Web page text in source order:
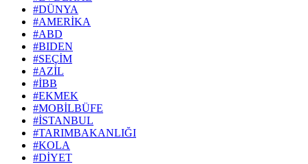
#DÜNYA
#AMERİKA
#ABD
#BIDEN
#SEÇİM
#AZİL
#İBB
#EKMEK
#MOBİLBÜFE
#İSTANBUL
#TARIMBAKANLIĞI
#KOLA
#DİYET